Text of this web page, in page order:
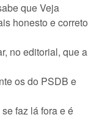
que Veja
honesto e correto
no editorial, que a
os do PSDB e
faz lá fora e é